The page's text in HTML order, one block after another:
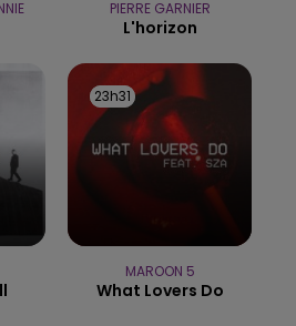
PIERRE GARNIER
L'horizon
23h31
23h31
MAROON 5
What Lovers Do